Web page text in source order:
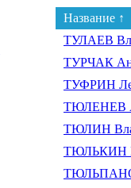
Название ↑
ТУЛАЕВ
ТУРЧАК
ТУФРИН
ТЮЛЕНЕВ
ТЮЛИН
ТЮЛЬКИН